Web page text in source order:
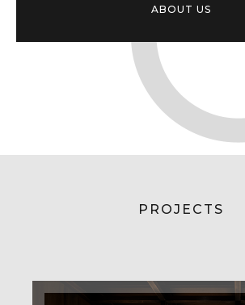
ABOUT US
PROJECTS